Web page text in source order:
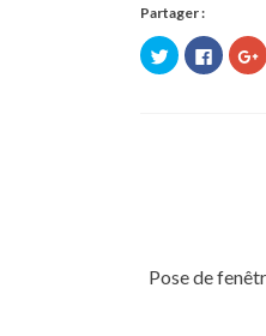
Partager :
Cliquez
pour
partager
Cliquez
pour
partager
Pose de